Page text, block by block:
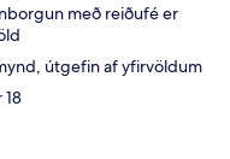
með reiðufé er
útgefin af yfirvöldum